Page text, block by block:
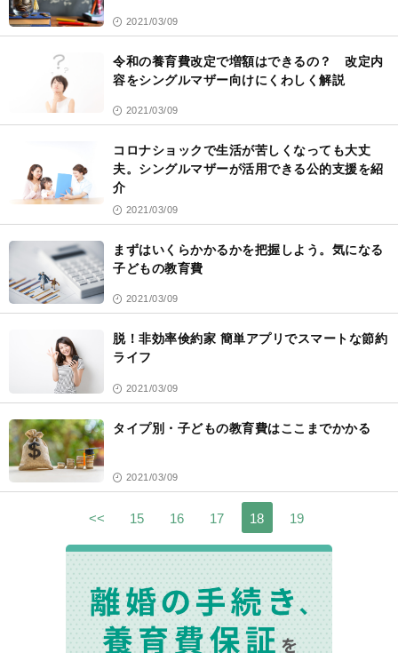
2021/03/09
令和の養育費改定で増額はできるの？ 改定内
容をシングルマザー向けにくわしく解説
2021/03/09
コロナショックで生活が苦しくなっても大丈
夫。シングルマザーが活用できる公的支援を紹
介
2021/03/09
まずはいくらかかるかを把握しよう。気になる
子どもの教育費
2021/03/09
脱！非効率倹約家 簡単アプリでスマートな節約
ライフ
2021/03/09
タイプ別・子どもの教育費はここまでかかる
2021/03/09
<< 15 16 17 18 19